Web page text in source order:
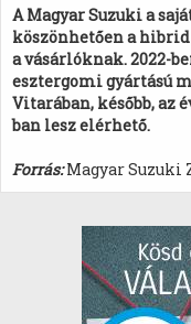
A Magyar Suzuki a
köszönhetően a
a vásárlóknak. 2022-
esztergomi gyártású
Vitarában, később, az
ban lesz elérhető.
Forrás:Magyar Suzuki